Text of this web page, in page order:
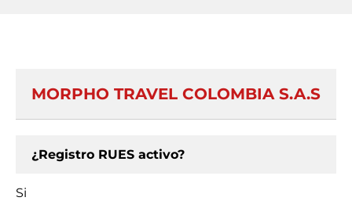
MORPHO TRAVEL COLOMBIA S.A.S
¿Registro RUES activo?
Si